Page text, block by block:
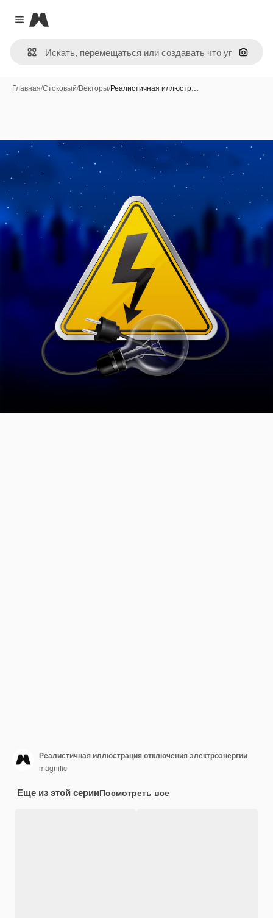
Close menu
Magnific
Поиск
Главная/Стоковый/Векторы/Реалистичная иллюстр…
Реалистичная иллюстрация отключения электроэнергии
magnific
Еще из этой серииПосмотреть все